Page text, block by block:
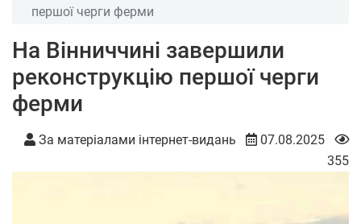
першої черги ферми
На Вінниччині завершили
реконструкцію першої черги
ферми
За матеріалами інтернет-видань
07.08.2025
355